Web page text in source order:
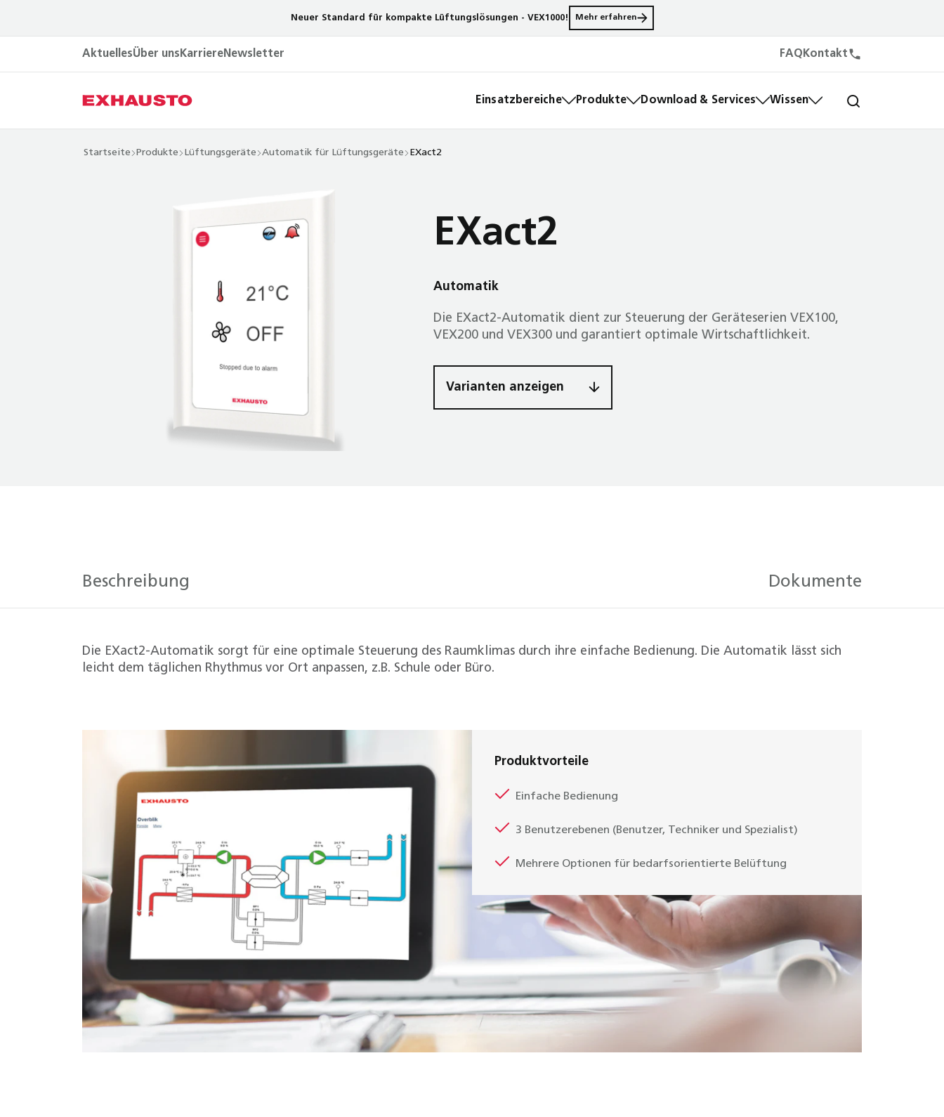
Neuer Standard für kompakte Lüftungslösungen - VEX1000! Mehr erfahren
AktuellesÜber uns KarriereNewsletter FAQ Kontakt
Einsatzbereiche Produkte Download & Services Wissen
Startseite Produkte Lüftungsgeräte Automatik für Lüftungsgeräte EXact2
EXact2
Automatik
Die EXact2-Automatik dient zur Steuerung der Geräteserien VEX100,
VEX200 und VEX300 und garantiert optimale Wirtschaftlichkeit.
Varianten anzeigen
Beschreibung Dokumente
Die EXact2-Automatik sorgt für eine optimale Steuerung des Raumklimas durch ihre einfache Bedienung. Die Automatik lässt sich
leicht dem täglichen Rhythmus vor Ort anpassen, z.B. Schule oder Büro.
Produktvorteile
Einfache Bedienung
3 Benutzerebenen (Benutzer, Techniker und Spezialist)
Mehrere Optionen für bedarfsorientierte Belüftung